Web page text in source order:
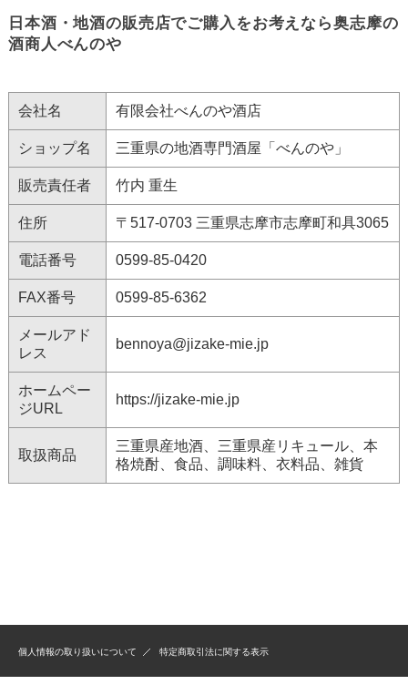
日本酒・地酒の販売店でご購入をお考えなら奥志摩の
酒商人べんのや
会社名 有限会社べんのや酒店
ショップ名 三重県の地酒専門酒屋「べんのや」
販売責任者 竹内 重生
住所 〒517-0703 三重県志摩市志摩町和具3065
電話番号 0599-85-0420
FAX番号 0599-85-6362
メールアド
レス
bennoya@jizake-mie.jp
ホームペー
ジURL
https://jizake-mie.jp
取扱商品
三重県産地酒、三重県産リキュール、本
格焼酎、食品、調味料、衣料品、雑貨
個人情報の取り扱いについて 特定商取引法に関する表示